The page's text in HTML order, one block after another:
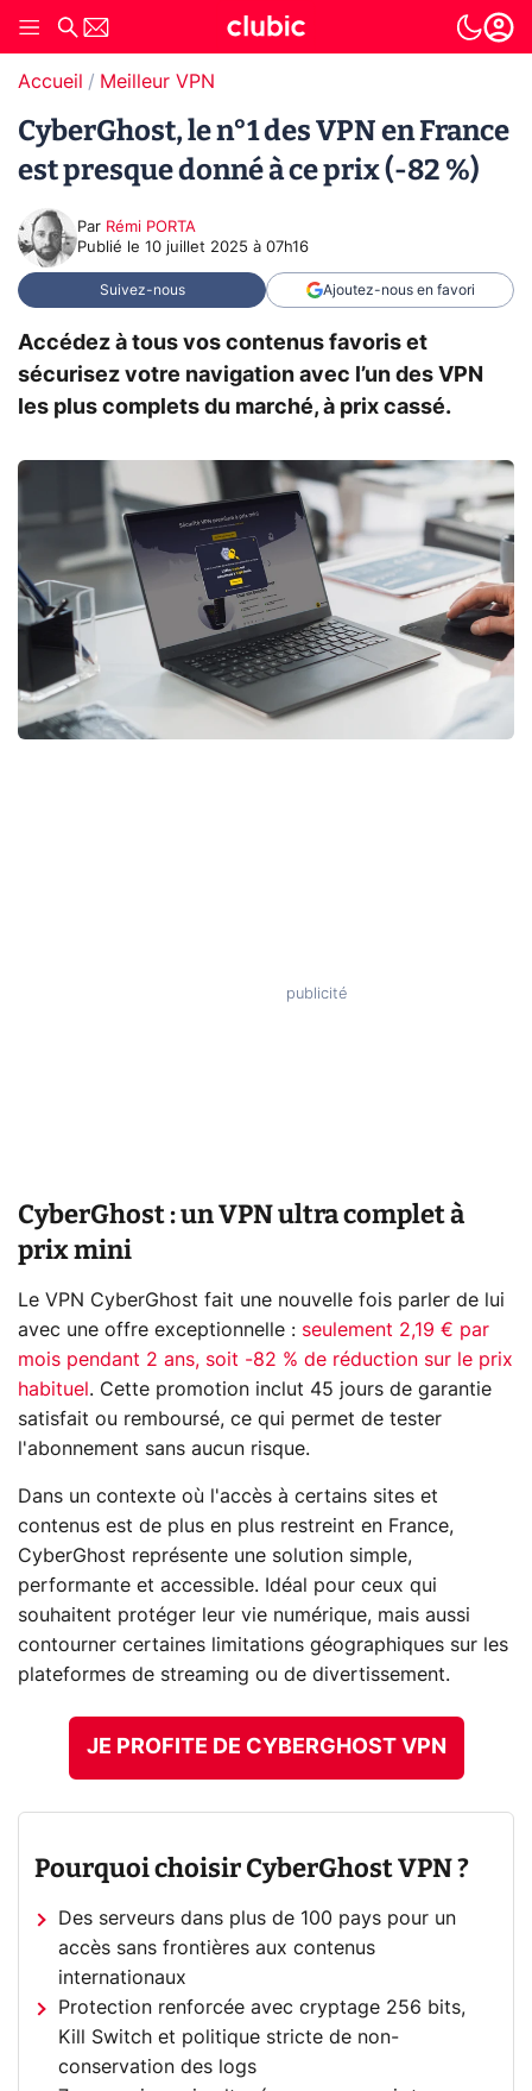
Accueil Meilleur VPN
CyberGhost, le n°1 des VPN en France
est presque donné à ce prix (-82 %)
Par Rémi PORTA
Publié le 10 juillet 2025 à 07h16
Suivez-nous Ajoutez-nous en favori
Accédez à tous vos contenus favoris et
sécurisez votre navigation avec l’un des VPN
les plus complets du marché, à prix cassé.
CyberGhost : un VPN ultra complet à
prix mini
Le VPN CyberGhost fait une nouvelle fois parler de lui
avec une offre exceptionnelle : seulement 2,19 € par
mois pendant 2 ans, soit -82 % de réduction sur le prix
habituel . Cette promotion inclut 45 jours de garantie
satisfait ou remboursé, ce qui permet de tester
l'abonnement sans aucun risque.
Dans un contexte où l'accès à certains sites et
contenus est de plus en plus restreint en France,
CyberGhost représente une solution simple,
performante et accessible. Idéal pour ceux qui
souhaitent protéger leur vie numérique, mais aussi
contourner certaines limitations géographiques sur les
plateformes de streaming ou de divertissement.
JE PROFITE DE CYBERGHOST VPN
Pourquoi choisir CyberGhost VPN ?
Des serveurs dans plus de 100 pays pour un
accès sans frontières aux contenus
internationaux
Protection renforcée avec cryptage 256 bits,
Kill Switch et politique stricte de non-
conservation des logs